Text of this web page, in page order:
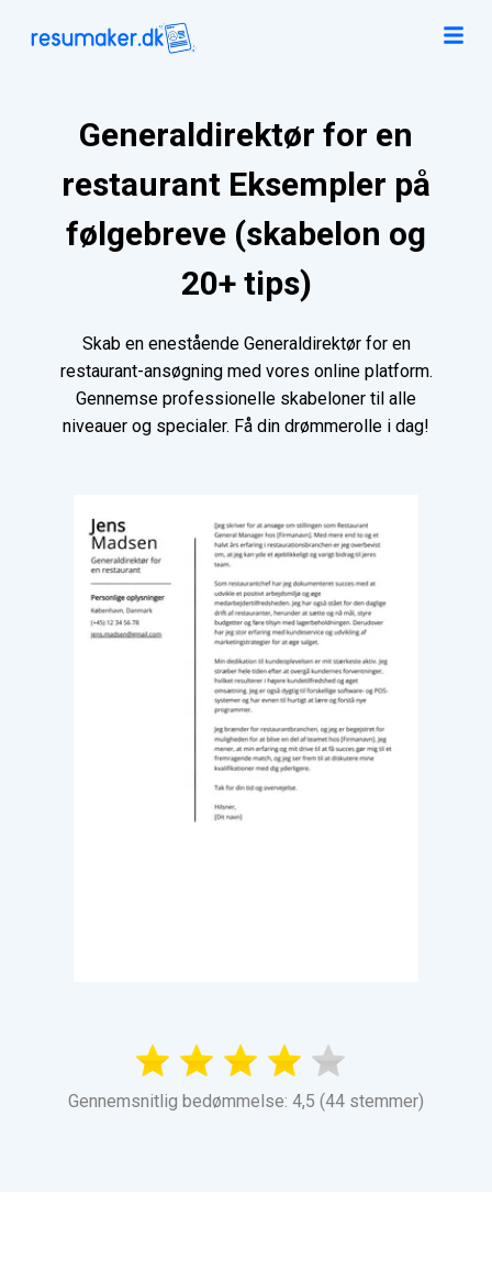
Generaldirektør for en
restaurant Eksempler på
følgebreve (skabelon og
20+ tips)
Skab en enestående Generaldirektør for en
restaurant-ansøgning med vores online platform.
Gennemse professionelle skabeloner til alle
niveauer og specialer. Få din drømmerolle i dag!
Gennemsnitlig bedømmelse: 4,5 (44 stemmer)